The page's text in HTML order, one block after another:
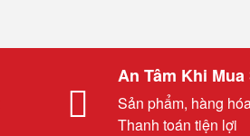
An Tâm Khi Mua
Sản phẩm, hàng
Thanh toán tiện lợi